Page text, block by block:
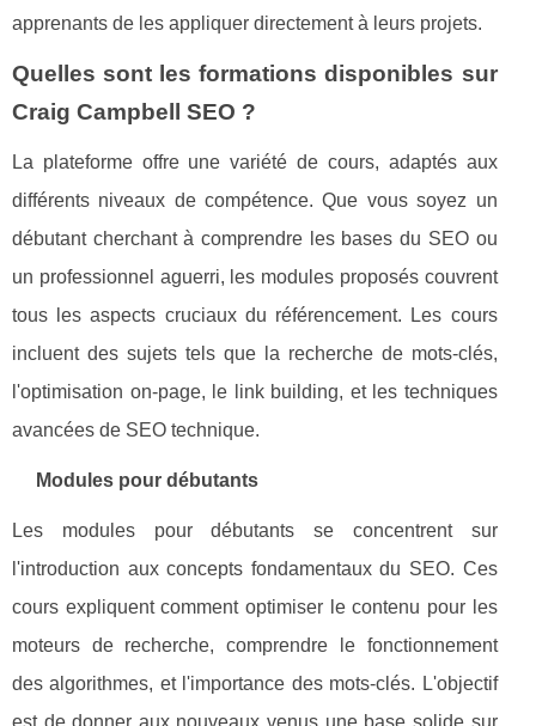
apprenants de les appliquer directement à leurs projets.
Quelles sont les formations disponibles sur
Craig Campbell SEO ?
La plateforme offre une variété de cours, adaptés aux
différents niveaux de compétence. Que vous soyez un
débutant cherchant à comprendre les bases du SEO ou
un professionnel aguerri, les modules proposés couvrent
tous les aspects cruciaux du référencement. Les cours
incluent des sujets tels que la recherche de mots-clés,
l'optimisation on-page, le link building, et les techniques
avancées de SEO technique.
Modules pour débutants
Les modules pour débutants se concentrent sur
l'introduction aux concepts fondamentaux du SEO. Ces
cours expliquent comment optimiser le contenu pour les
moteurs de recherche, comprendre le fonctionnement
des algorithmes, et l'importance des mots-clés. L'objectif